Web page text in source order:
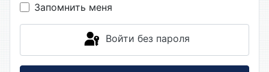
Запомнить меня
Войти без пароля